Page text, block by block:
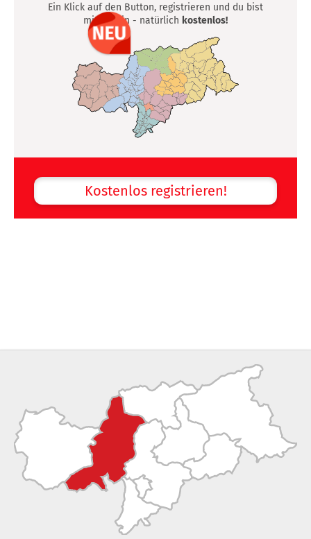
Ein Klick auf den Button, registrieren und du bist
mittendrin - natürlich kostenlos!
Kostenlos registrieren!